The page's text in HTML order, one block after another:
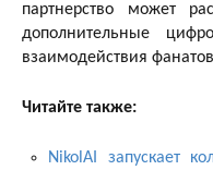
партнерство может
дополнительные
взаимодействия
Читайте также:
NikolAI запускает